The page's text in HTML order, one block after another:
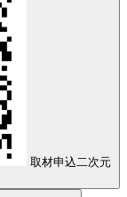
取材申込二次元